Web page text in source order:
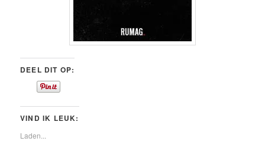
DEEL DIT OP:
VIND IK LEUK:
Laden...